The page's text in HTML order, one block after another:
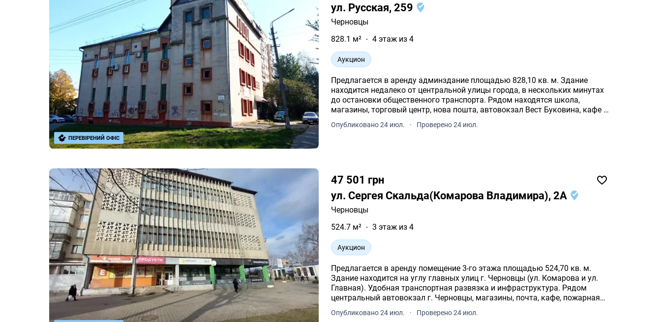
ул. Русская, 259
Черновцы
828.1 м²
4 этаж из 4
Аукцион
Предлагается в аренду админздание площадью 828,10 кв. м. Здание
находится недалеко от центральной улицы города, в нескольких минутах
до остановки общественного транспорта. Рядом находятся школа,
магазины, торговый центр, нова пошта, автовокзал Вест Буковина, кафе и
Опубликовано 24 июл. · Проверено 24 июл.
ПЕРЕВІРЕНИЙ ОФІС
47 501 грн
ул. Сергея Скальда(Комарова Владимира), 2А
Черновцы
524.7 м²
3 этаж из 4
Аукцион
Предлагается в аренду помещение 3-го этажа площадью 524,70 кв. м.
Здание находится на углу главных улиц г. Черновцы (ул. Комарова и ул.
Главная). Удобная транспортная развязка и инфраструктура. Рядом
центральный автовокзал г. Черновцы, магазины, почта, кафе, пожарная
Опубликовано 24 июл. · Проверено 24 июл.